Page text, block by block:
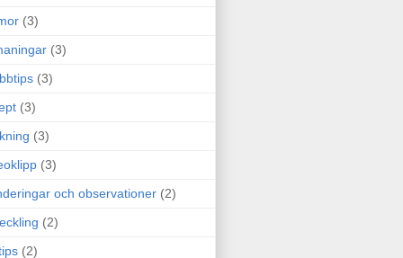
(3)
(3)
(3)
(3)
(3)
(3)
och observationer (2)
(2)
(2)